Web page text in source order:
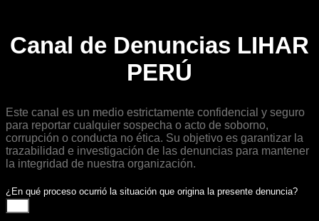
Canal de Denuncias LIHAR
PERÚ
Este canal es un medio estrictamente confidencial y seguro
para reportar cualquier sospecha o acto de soborno,
corrupción o conducta no ética. Su objetivo es garantizar la
trazabilidad e investigación de las denuncias para mantener
la integridad de nuestra organización.
¿En qué proceso ocurrió la situación que origina la presente denuncia?